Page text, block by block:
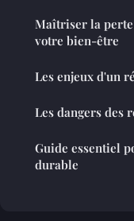
Maîtriser la
votre bien-être
Les enjeux d'un
Les dangers des
Guide essentiel
durable